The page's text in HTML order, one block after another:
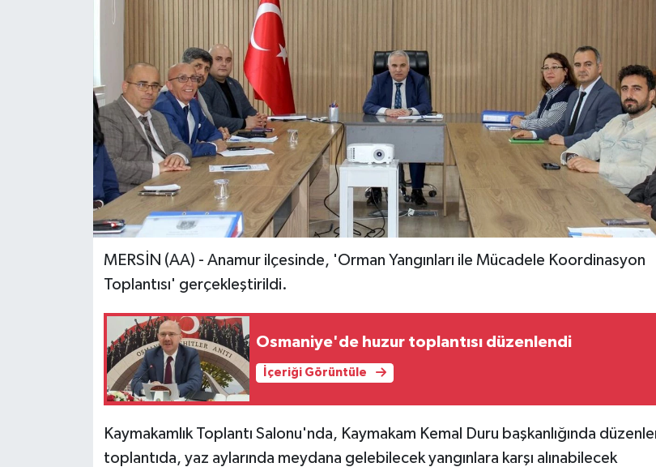
MERSİN (AA) - Anamur ilçesinde, 'Orman Yangınları ile Mücadele Koordinasyon
Toplantısı' gerçekleştirildi.
Osmaniye'de huzur toplantısı düzenlendi
İçeriği Görüntüle
Kaymakamlık Toplantı Salonu'nda, Kaymakam Kemal Duru başkanlığında
toplantıda, yaz aylarında meydana gelebilecek yangınlara karşı alınabilecek